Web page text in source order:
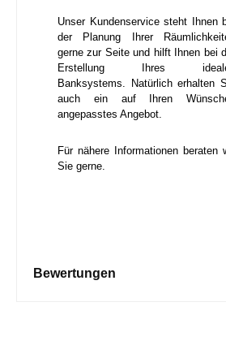
Unser Kundenservice steht Ihnen
der Planung Ihrer
gerne zur Seite und hilft Ihnen bei
Erstellung Ihres
Banksystems. Natürlich erhalten
auch ein auf Ihren
angepasstes Angebot.
Für nähere Informationen beraten
Sie gerne.
Bewertungen